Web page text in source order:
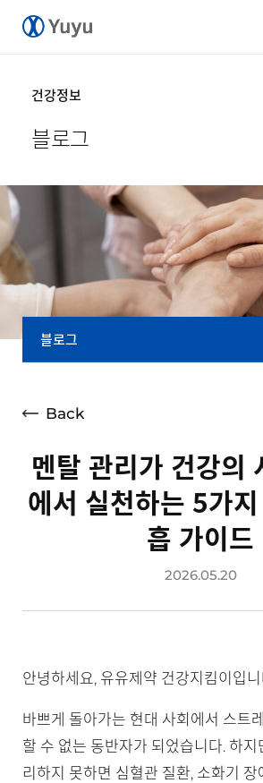
건강정보
블로그
블로그
Back
멘탈 관리가 건강의
에서 실천하는 5가
흡 가이드
2026.05.20
안녕하세요, 유유제약 건강지킴이입
바쁘게 돌아가는 현대 사회에서 스트
할 수 없는 동반자가 되었습니다. 하지
리하지 못하면 심혈관 질환, 소화기 장